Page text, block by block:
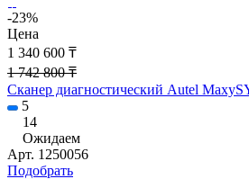
-23%
Цена
1 340 600 ₸
1 742 800 ₸
Сканер диагностический Autel
5
14
Ожидаем
Арт. 1250056
Подобрать